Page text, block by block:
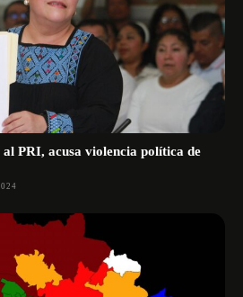
PRI, acusa violencia política de